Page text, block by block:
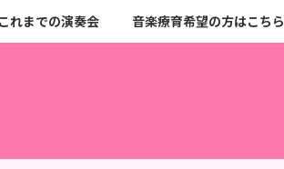
れまでの演奏会 音楽療育希望の方はこちら